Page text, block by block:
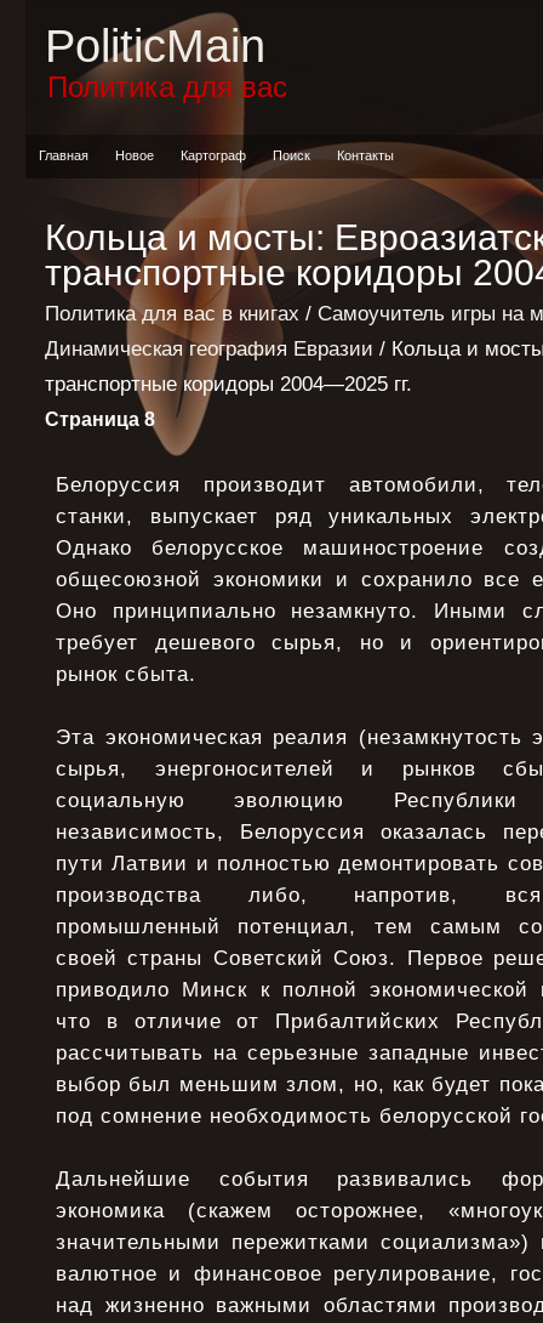
PoliticMain
Политика для вас
Главная Новое Картограф Поиск Контакты
Кольца и мосты:
транспортные коридоры
Политика для вас в книгах / Самоучитель игры на
Динамическая география Евразии / Кольца и
транспортные коридоры 2004—2025 гг.
Страница 8
Белоруссия производит автомобили,
станки, выпускает ряд уникальных
Однако белорусское машиностроение
общесоюзной экономики и сохранило все
Оно принципиально незамкнуто. Иными
требует дешевого сырья, но и
рынок сбыта.
Эта экономическая реалия (незамкнутость
сырья, энергоносителей и рынков
социальную эволюцию
независимость, Белоруссия оказалась
пути Латвии и полностью демонтировать
производства либо, напротив,
промышленный потенциал, тем самым
своей страны Советский Союз. Первое
приводило Минск к полной
что в отличие от Прибалтийских
рассчитывать на серьезные западные
выбор был меньшим злом, но, как будет
под сомнение необходимость белорусской
Дальнейшие события развивались
экономика (скажем осторожнее,
значительными пережитками социализма»)
валютное и финансовое регулирование,
над жизненно важными областями